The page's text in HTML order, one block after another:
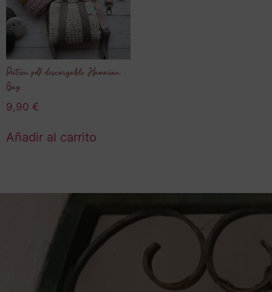
Patrón pdf descargable Hawaiian
Bag
9,90 €
Añadir al carrito